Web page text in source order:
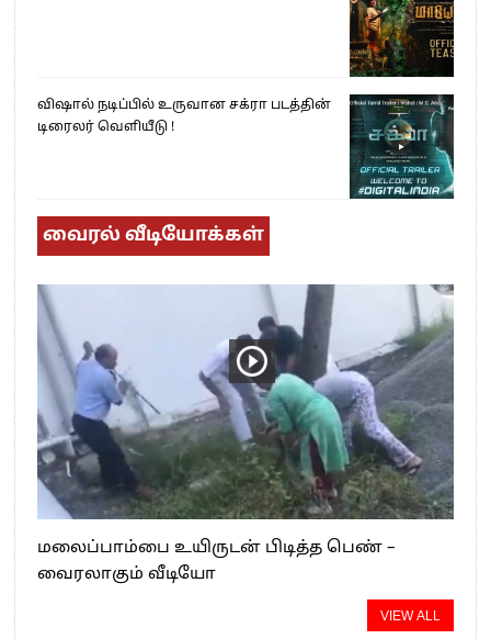
விஷால் நடிப்பில் உருவான சக்ரா படத்தின்
டிரைலர் வெளியீடு !
வைரல் வீடியோக்கள்
மலைப்பாம்பை உயிருடன் பிடித்த பெண் –
வைரலாகும் வீடியோ
VIEW ALL